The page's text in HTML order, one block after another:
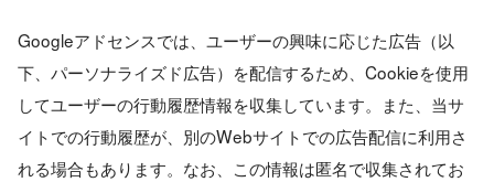
Googleアドセンスでは、ユーザーの興味に応じた広告（以
下、パーソナライズド広告）を配信するため、Cookieを使用
してユーザーの行動履歴情報を収集しています。また、当サ
イトでの行動履歴が、別のWebサイトでの広告配信に利用さ
れる場合もあります。なお、この情報は匿名で収集されてお